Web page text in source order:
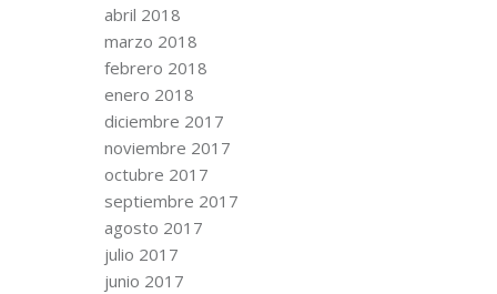
abril 2018
marzo 2018
febrero 2018
enero 2018
diciembre 2017
noviembre 2017
octubre 2017
septiembre 2017
agosto 2017
julio 2017
junio 2017